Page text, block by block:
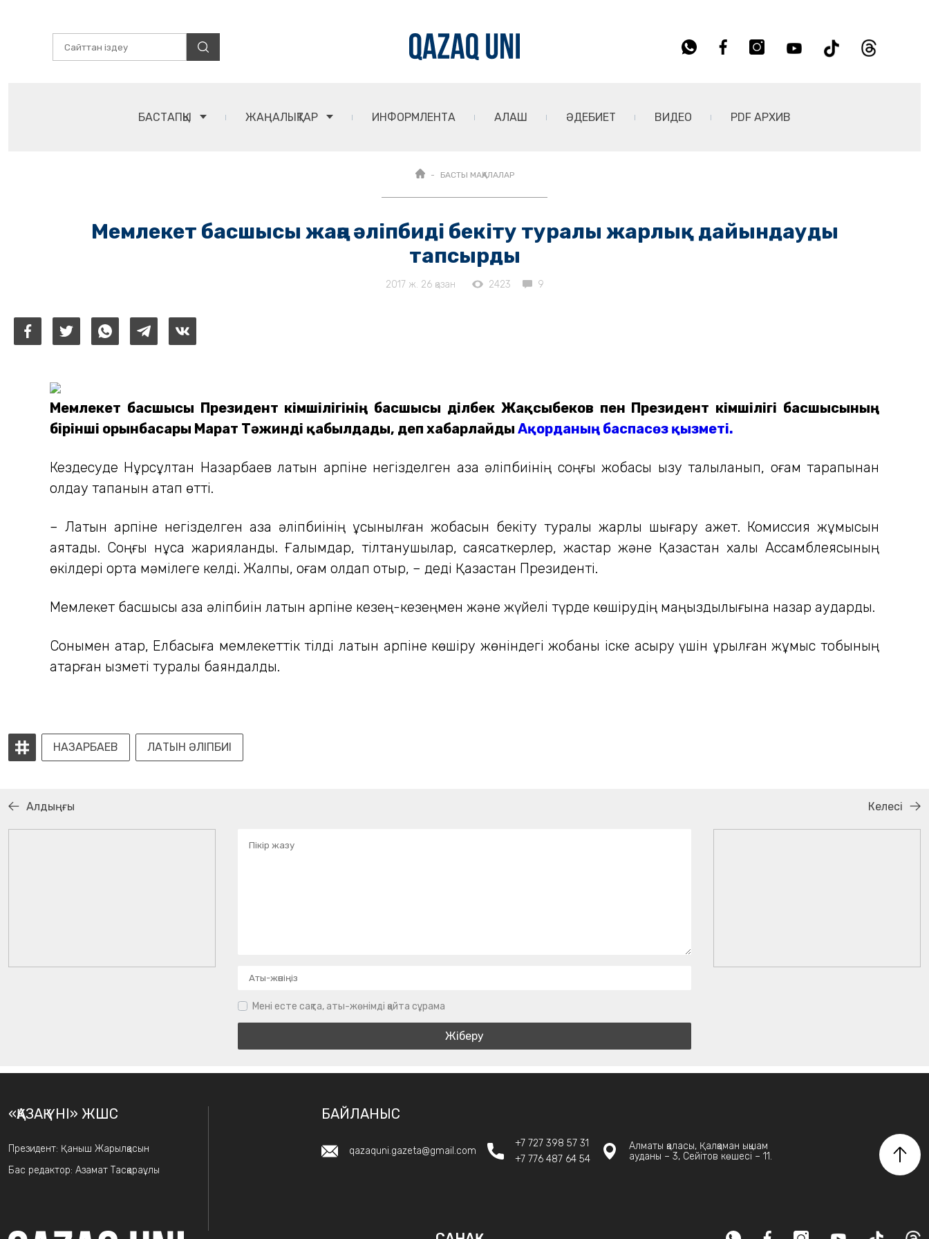
БАСТАПҚЫ ЖАҢАЛЫҚТАР ИНФОРМЛЕНТА АЛАШ ӘДЕБИЕТ ВИДЕО PDF АРХИВ
БАСТЫ МАҚАЛАЛАР
Мемлекет басшысы жаңа әліпбиді бекіту туралы жарлық дайындауды
тапсырды
2017 ж. 26 қазан 2423 9
Мемлекет басшысы Президент Әкімшілігінің басшысы Әділбек Жақсыбеков пен Президент Әкімшілігі басшысының
бірінші орынбасары Марат Тәжинді қабылдады, деп хабарлайды Ақорданың баспасөз қызметі.
Кездесуде Нұрсұлтан Назарбаев латын қарпіне негізделген қазақ әліпбиінің соңғы жобасы қызу талқыланып, қоғам тарапынан
қолдау тапқанын атап өтті.
– Латын қарпіне негізделген қазақ әліпбиінің ұсынылған жобасын бекіту туралы жарлық шығару қажет. Комиссия жұмысын
аяқтады. Соңғы нұсқа жарияланды. Ғалымдар, тілтанушылар, саясаткерлер, жастар және Қазақстан халқы Ассамблеясының
өкілдері ортақ мәмілеге келді. Жалпы, қоғам қолдап отыр, – деді Қазақстан Президенті.
Мемлекет басшысы қазақ әліпбиін латын қарпіне кезең-кезеңмен және жүйелі түрде көшірудің маңыздылығына назар аударды.
Сонымен қатар, Елбасыға мемлекеттік тілді латын қарпіне көшіру жөніндегі жобаны іске асыру үшін құрылған жұмыс тобының
атқарған қызметі туралы баяндалды.
НАЗАРБАЕВ ЛАТЫН ӘЛІПБИІ
Алдыңғы Келесі
Мені есте сақта, аты-жөнімді қайта сұрама
«ҚАЗАҚ ҮНІ» ЖШС
Президент: Қаныш Жарылқасын
Бас редактор: Азамат Тасқараұлы
БАЙЛАНЫС
qazaquni.gazeta@gmail.com
+7 727 398 57 31
+7 776 487 64 54
Алматы қаласы, Қалқаман ықшам
ауданы – 3, Сейітов көшесі – 11.